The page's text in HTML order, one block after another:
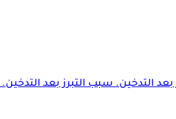
بعد التدخين. سبب التبرز بعد